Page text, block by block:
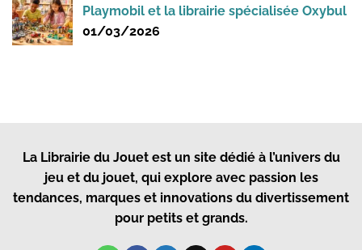
Playmobil et la librairie spécialisée Oxybul
01/03/2026
La Librairie du Jouetest un site dédié à l’univers du
jeu et du jouet, qui explore avec passion les
tendances, marques et innovations du divertissement
pour petits et grands.